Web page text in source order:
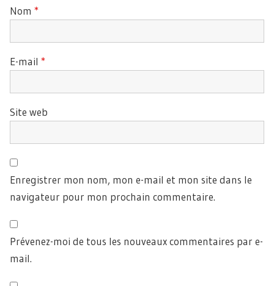
Nom *
E-mail *
Site web
Enregistrer mon nom, mon e-mail et mon site dans le
navigateur pour mon prochain commentaire.
Prévenez-moi de tous les nouveaux commentaires par e-
mail.